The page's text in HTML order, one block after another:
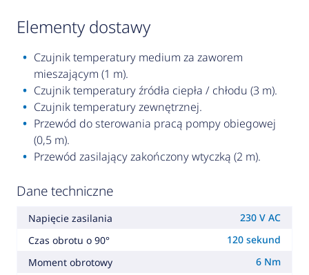
elementy dostawy
Czujnik temperatury medium za zaworem
mieszającym (1 m).
Czujnik temperatury źródła ciepła / chłodu (3 m).
Czujnik temperatury zewnętrznej.
Przewód do sterowania pracą pompy obiegowej
(0,5 m).
Przewód zasilający zakończony wtyczką (2 m).
Dane techniczne
Napięcie zasilania
230 V AC
Czas obrotu o 90°
120 sekund
Moment obrotowy
6 Nm